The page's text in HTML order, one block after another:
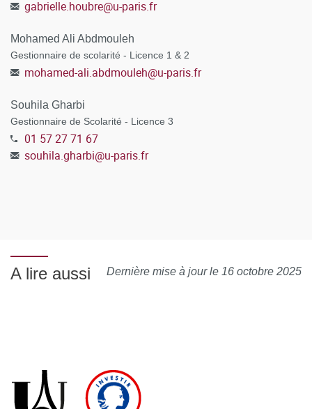
gabrielle.houbre@u-paris.fr
Mohamed Ali Abdmouleh
Gestionnaire de scolarité - Licence 1 & 2
mohamed-ali.abdmouleh@u-paris.fr
Souhila Gharbi
Gestionnaire de Scolarité - Licence 3
01 57 27 71 67
souhila.gharbi@u-paris.fr
Dernière mise à jour le 16 octobre 2025
A lire aussi